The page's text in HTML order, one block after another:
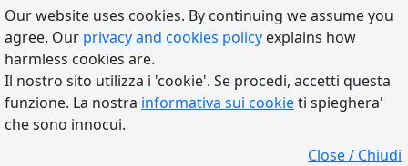
Our website uses cookies. By continuing we assume you
agree. Our privacy and cookies policy explains how
harmless cookies are.
Il nostro sito utilizza i 'cookie'. Se procedi, accetti questa
funzione. La nostra informativa sui cookieti spieghera'
che sono innocui.
Close / Chiudi